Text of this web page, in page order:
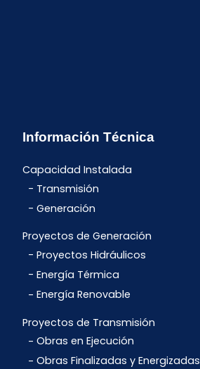
Información Técnica
Capacidad Instalada
Transmisión
Generación
Proyectos de Generación
Proyectos Hidráulicos
Energía Térmica
Energía Renovable
Proyectos de Transmisión
Obras en Ejecución
Obras Finalizadas y Energizadas